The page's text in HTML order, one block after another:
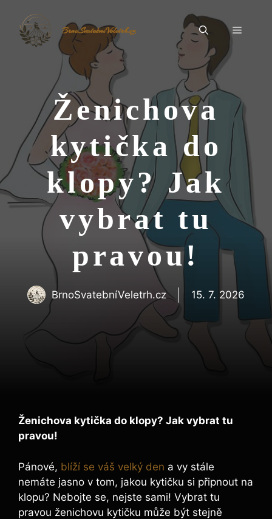
obsah
BrnoSvatebníVeletrh.cz Menu
Ženichova
kytička do
klopy? Jak
vybrat tu
pravou!
BrnoSvatebníVeletrh.cz 15. 7. 2026
Ženichova kytička do klopy? Jak vybrat tu
pravou!
Pánové, blíží se váš velký den a vy stále
nemáte jasno v tom, jakou kytičku si připnout na
klopu? Nebojte se, nejste sami! Vybrat tu
pravou ženichovu kytičku může být stejně